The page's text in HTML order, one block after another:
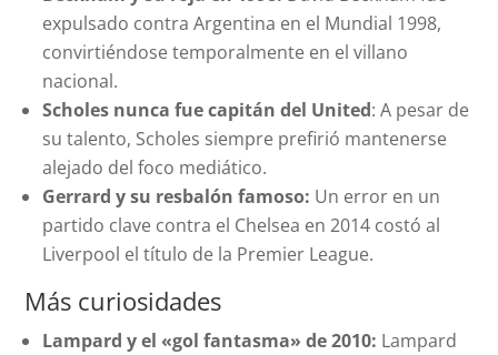
expulsado contra Argentina en el Mundial 1998,
convirtiéndose temporalmente en el villano
nacional.
Scholes nunca fue capitán del United: A pesar de
su talento, Scholes siempre prefirió mantenerse
alejado del foco mediático.
Gerrard y su resbalón famoso: Un error en un
partido clave contra el Chelsea en 2014 costó al
Liverpool el título de la Premier League.
Más curiosidades
Lampard y el «gol fantasma» de 2010: Lampard